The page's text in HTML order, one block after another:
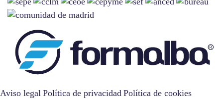
Aviso legal Política de privacidad Política de cookies